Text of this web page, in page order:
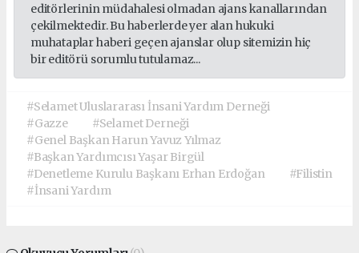
editörlerinin müdahalesi olmadan ajans kanallarından
çekilmektedir. Bu haberlerde yer alan hukuki
muhataplar haberi geçen ajanslar olup sitemizin hiç
bir editörü sorumlu tutulamaz...
#Selamet Uluslararası İnsani Yardım Derneği
#Gazze
#Selamet Derneği
#Genel Başkan Harun Yavuz Yılmaz
#Başkan Yardımcısı Yaşar Birgül
#Denetleme Kurulu Başkanı Erhan Erdoğan
#Filistin
#İnsani Yardım